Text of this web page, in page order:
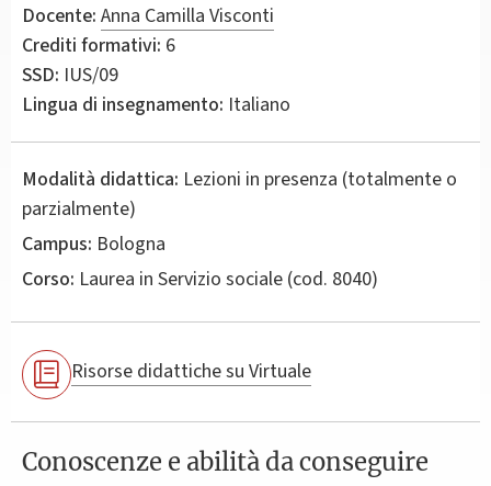
Docente: Anna Camilla Visconti
Crediti formativi: 6
SSD: IUS/09
Lingua di insegnamento: Italiano
Modalità didattica: Lezioni in presenza (totalmente o
parzialmente)
Campus: Bologna
Corso: Laurea in Servizio sociale (cod. 8040)
Risorse didattiche su Virtuale
Conoscenze e abilità da conseguire